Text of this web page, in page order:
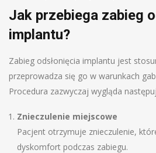
Jak przebiega zabieg
implantu?
Zabieg odsłonięcia implantu jest
przeprowadza się go w warunkach
Procedura zazwyczaj wygląda
Znieczulenie miejscowe
Pacjent otrzymuje znieczulenie,
dyskomfort podczas zabiegu.